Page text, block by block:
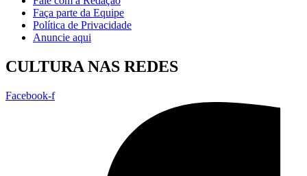
Faça parte da Equipe
Política de Privacidade
Anuncie aqui
CULTURA NAS REDES
Facebook-f